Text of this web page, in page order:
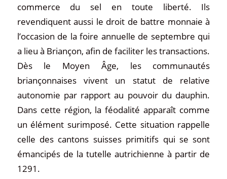
commerce du sel en toute liberté. Ils
revendiquent aussi le droit de battre monnaie à
l’occasion de la foire annuelle de septembre qui
a lieu à Briançon, afin de faciliter les transactions.
Dès le Moyen Âge, les communautés
briançonnaises vivent un statut de relative
autonomie par rapport au pouvoir du dauphin.
Dans cette région, la féodalité apparaît comme
un élément surimposé. Cette situation rappelle
celle des cantons suisses primitifs qui se sont
émancipés de la tutelle autrichienne à partir de
1291.